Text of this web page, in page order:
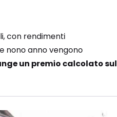
con rendimenti
nono anno vengono
un premio calcolato sul